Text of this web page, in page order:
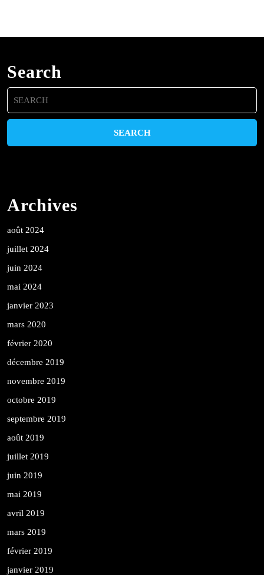
Search
Search
for:
Archives
août 2024
juillet 2024
juin 2024
mai 2024
janvier 2023
mars 2020
février 2020
décembre 2019
novembre 2019
octobre 2019
septembre 2019
août 2019
juillet 2019
juin 2019
mai 2019
avril 2019
mars 2019
février 2019
janvier 2019